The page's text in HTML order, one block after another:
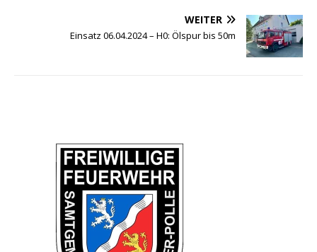
WEITER
Einsatz 06.04.2024 – H0: Ölspur bis 50m